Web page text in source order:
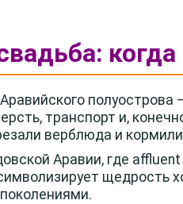
полуострова
транспорт и,
верблюда и
Аравии, где
щедрость